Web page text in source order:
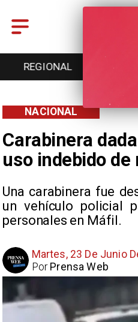
REGIONAL
Carabinera
uso indebido
Una carabinera fue
un vehículo policial
personales en Máfil.
NACIONAL
Martes, 23 De Junio
Prensa Web
Por